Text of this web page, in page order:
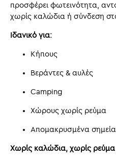
προσφέρει φωτεινότητα,
χωρίς καλώδια ή σύνδεση
Ιδανικό για:
Κήπους
Βεράντες & αυλές
Camping
Χώρους χωρίς ρεύμα
Απομακρυσμένα σημεία
Χωρίς καλώδια, χωρίς